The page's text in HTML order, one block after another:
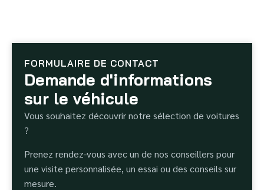
FORMULAIRE DE CONTACT
Demande d'informations
sur le véhicule
Vous souhaitez découvrir notre sélection de voitures
?
Prenez rendez-vous avec un de nos conseillers pour
une visite personnalisée, un essai ou des conseils sur
mesure.